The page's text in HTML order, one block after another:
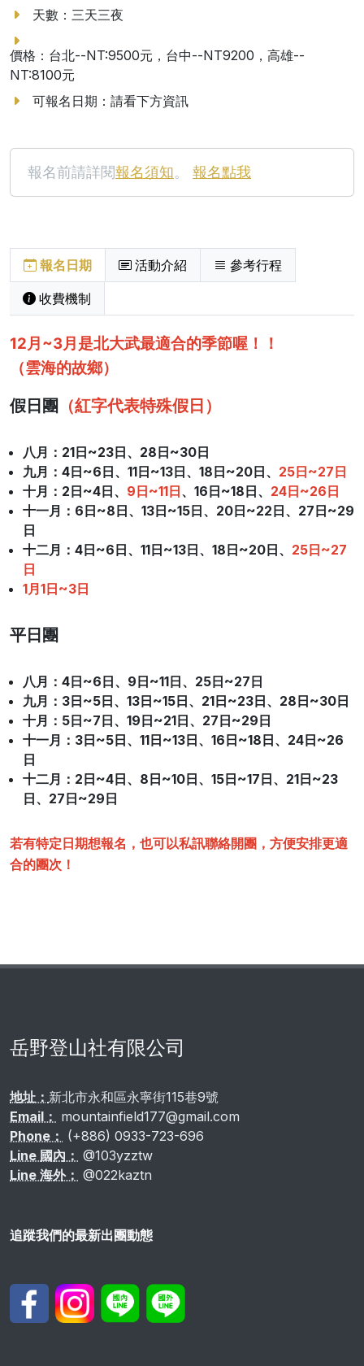
天數：三天三夜
價格：台北--NT:9500元，台中--NT9200，高雄--
NT:8100元
可報名日期：請看下方資訊
報名前請詳閱報名須知。 報名點我
報名日期 活動介紹 參考行程
收費機制
12月~3月是北大武最適合的季節喔！！
（雲海的故鄉）
假日團 （紅字代表特殊假日）
八月： 21日~23日、28日~30日
九月：4日~6日、11日~13日、18日~20日、 25日~27日
十月 ：2日~4日、 9日~11日、16日~18日、 24日~26日
十一月 ：6日~8日、13日~15日、20日~22日、27日~29
日
十二月 ：4日~6日、11日~13日、18日~20日、 25日~27
日
1月1日~3日
平日團
八月：4日~6日、9日~11日、25日~27日
九月：3日~5日、13日~15日、21日~23日、28日~30日
十月 ：5日~7日、19日~21日、27日~29日
十一月 ：3日~5日、11日~13日、16日~18日、24日~26
日
十二月 ：2日~4日、8日~10日、15日~17日、21日~23
日、27日~29日
若有特定日期想報名，也可以私訊聯絡開團，方便安排更適
合的團次！
岳野登山社有限公司
地址： 新北市永和區永寧街115巷9號
Email： mountainfield177@gmail.com
Phone： (+886) 0933-723-696
Line 國內： @103yzztw
Line 海外： @022kaztn
追蹤我們的最新出團動態